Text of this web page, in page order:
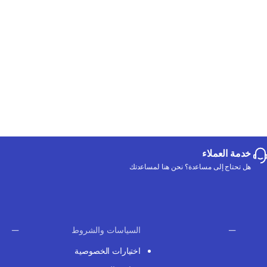
خدمة العملاء
هل تحتاج إلى مساعدة؟ نحن هنا لمساعدتك
السياسات والشروط
اختيارات الخصوصية